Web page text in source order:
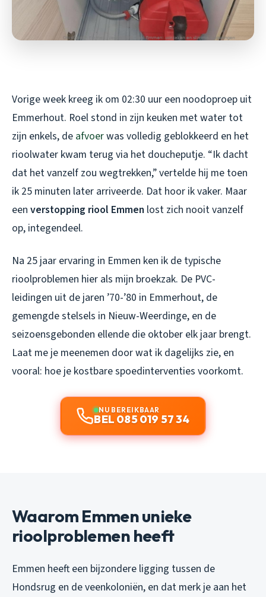
Vorige week kreeg ik om 02:30 uur een noodoproep uit
Emmerhout. Roel stond in zijn keuken met water tot
zijn enkels, de afvoerwas volledig geblokkeerd en het
rioolwater kwam terug via het doucheputje. “Ik dacht
dat het vanzelf zou wegtrekken,” vertelde hij me toen
ik 25 minuten later arriveerde. Dat hoor ik vaker. Maar
een verstopping riool Emmen lost zich nooit vanzelf
op, integendeel.
Na 25 jaar ervaring in Emmen ken ik de typische
rioolproblemen hier als mijn broekzak. De PVC-
leidingen uit de jaren ’70-’80 in Emmerhout, de
gemengde stelsels in Nieuw-Weerdinge, en de
seizoensgebonden ellende die oktober elk jaar brengt.
Laat me je meenemen door wat ik dagelijks zie, en
vooral: hoe je kostbare spoedinterventies voorkomt.
NU BEREIKBAAR
BEL 085 019 57 34
Waarom Emmen unieke
rioolproblemen heeft
Emmen heeft een bijzondere ligging tussen de
Hondsrug en de veenkoloniën, en dat merk je aan het